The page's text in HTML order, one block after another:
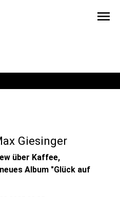
menu
Giesinger
über Kaffee,
Album "Glück auf